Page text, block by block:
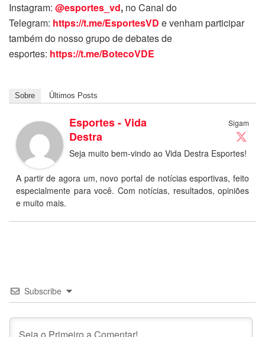
Instagram: @esportes_vd, no Canal do
Telegram: https://t.me/EsportesVD e venham participar
também do nosso grupo de debates de
esportes: https://t.me/BotecoVDE
Sobre Últimos Posts
Sigam
Esportes - Vida
Destra
Seja muito bem-vindo ao Vida Destra Esportes!
A partir de agora um, novo portal de notícias esportivas, feito
especialmente para você. Com notícias, resultados, opiniões
e muito mais.
Subscribe